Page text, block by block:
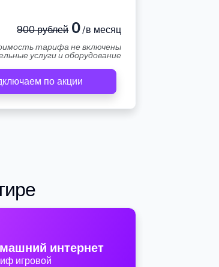
900 рублей0/в месяц
тарифа не включены
услуги и оборудование
по акции
интернет
игровой